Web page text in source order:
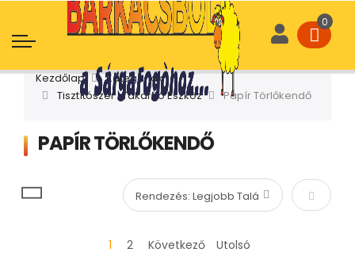
Kezdőlap
Kategóriák
Tisztítószer | Takarító Eszköz
Papír Törlőkendő
PAPÍR TÖRLŐKENDŐ
1 2 Következő Utolsó